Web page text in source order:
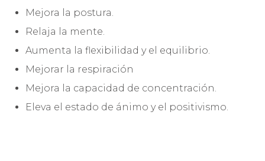
Mejora la postura.
Relaja la mente.
Aumenta la flexibilidad y el equilibrio.
Mejorar la respiración
Mejora la capacidad de concentración.
Eleva el estado de ánimo y el positivismo.